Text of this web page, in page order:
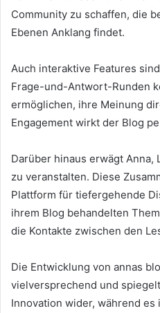
Community zu schaffen, die
Ebenen Anklang findet.
Auch interaktive Features
Frage-und-Antwort-Runden
ermöglichen, ihre Meinung
Engagement wirkt der Blog
Darüber hinaus erwägt Anna,
zu veranstalten. Diese
Plattform für tiefergehende
ihrem Blog behandelten
die Kontakte zwischen den
Die Entwicklung von annas
vielversprechend und
Innovation wider, während